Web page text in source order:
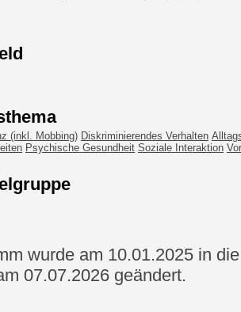
(inkl. Mobbing) Diskriminierendes Verhalten
Psychische Gesundheit Soziale Interaktion
wurde am 10.01.2025 in
07.07.2026 geändert.